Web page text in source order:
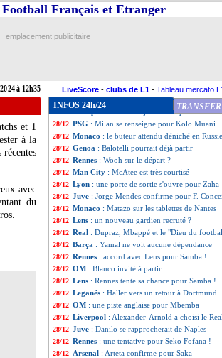
à 12h35
Français et Etranger
emplacement publicitaire
LiveScore - clubs de L1 - Tableau mercato
et 1
à la
avec
du
INFOS 24h/24
28/12 Man Utd: Souness pique Bruno Fernandes
28/12 Milan: Fonseca motive Hernandez
28/12 Divers
28/12 Man Utd : Ruben Amorim conscient de sa
28/12 Séville: Barco va retourner à Brighton
: Chiesa déjà sur le départ ?
28/12 PSG : Milan se renseigne pour Kolo Muani
28/12 Monaco : le buteur attendu déniché en
28/12 Genoa : Balotelli pourrait déjà partir
28/12 Rennes : Wooh sur le départ ?
28/12 Man City : McAtee est très courtisé
28/12 Lyon : une porte de sortie s'ouvre pour Zaha
28/12 Juve : Jorge Mendes confirme pour F.
28/12 Monaco : Matazo sur les tablettes de Nantes
28/12 Lens : un nouveau gardien recruté ?
28/12 Real : Dupraz, Mbappé et le "Dieu du
28/12 Barça : Yamal ne voit aucune dépendance
28/12 Rennes : accord avec Lens pour Samba !
28/12 OM : Blanco invité à partir
28/12 Lens : Rennes tente sa chance pour Samba !
28/12 Leganés : Haller vers un retour à Dortmund
28/12 OM : une piste anglaise pour Mbemba
28/12 Liverpool : Alexander-Arnold a choisi le Real
28/12 Juve : Danilo se rapprocherait de Naples
28/12 Rennes : une tentative pour Seko Fofana !
28/12 Arsenal : Arteta confirme pour Saka